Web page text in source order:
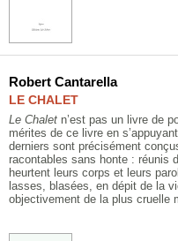
Robert Cantarella
LE CHALET
Le Chalet n’est pas un livre de
mérites de ce livre en
derniers sont précisément
racontables sans honte : réunis
heurtent leurs corps et leurs
lasses, blasées, en dépit de la
objectivement de la plus cruelle